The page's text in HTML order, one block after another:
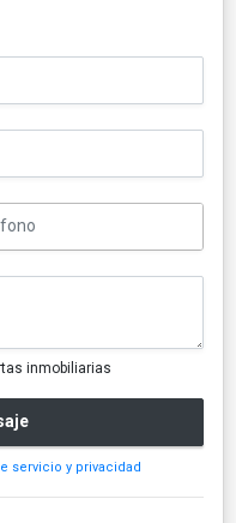
inmobiliarias
servicio y privacidad